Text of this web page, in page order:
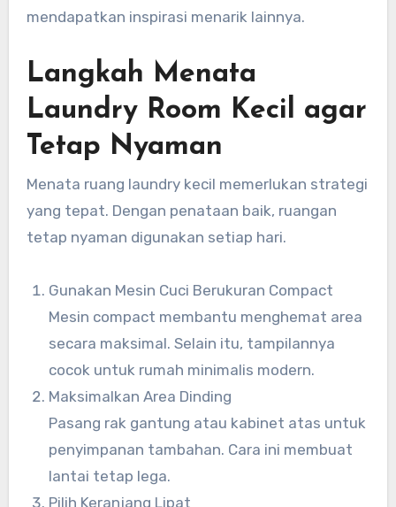
mendapatkan inspirasi menarik lainnya.
Langkah Menata
Laundry Room Kecil agar
Tetap Nyaman
Menata ruang laundry kecil memerlukan strategi
yang tepat. Dengan penataan baik, ruangan
tetap nyaman digunakan setiap hari.
Gunakan Mesin Cuci Berukuran Compact
Mesin compact membantu menghemat area
secara maksimal. Selain itu, tampilannya
cocok untuk rumah minimalis modern.
Maksimalkan Area Dinding
Pasang rak gantung atau kabinet atas untuk
penyimpanan tambahan. Cara ini membuat
lantai tetap lega.
Pilih Keranjang Lipat